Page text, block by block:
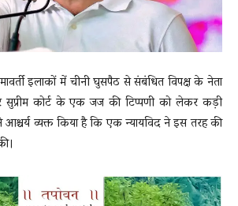
इलाकों में चीनी घुसपैठ से संबंधित विपक्ष के नेता
सुप्रीम कोर्ट के एक जज की टिप्पणी को लेकर कड़ी
ने आश्चर्य व्यक्त किया है कि एक न्यायविद ने इस तरह की